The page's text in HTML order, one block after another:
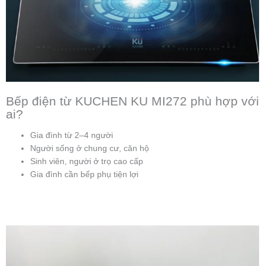
Bếp điện từ KUCHEN KU MI272 phù hợp với
ai?
Gia đình từ 2–4 người
Người sống ở chung cư, căn hộ
Sinh viên, người ở trọ cao cấp
Gia đình cần bếp phụ tiện lợi